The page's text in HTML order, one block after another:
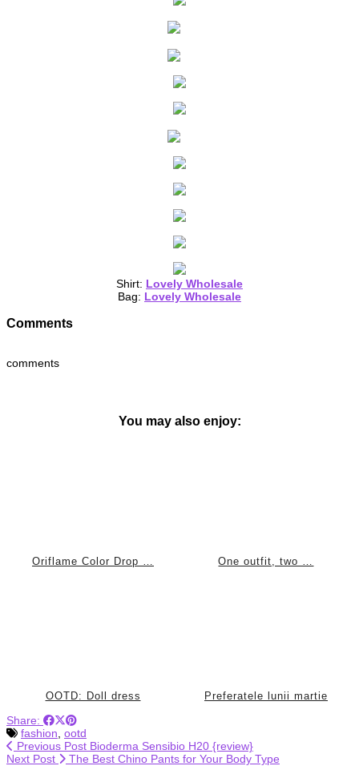
Shirt: Lovely Wholesale
Bag: Lovely Wholesale
Comments
comments
You may also enjoy:
Oriflame Color Drop … One outfit, two …
OOTD: Doll dress Preferatele lunii martie
Share:
fashion, ootd
Previous Post Bioderma Sensibio H20 {review}
Next Post
The Best Chino Pants for Your Body Type